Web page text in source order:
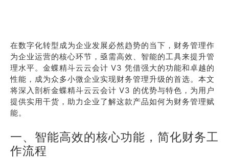
在数字化转型成为企业发展必然趋势的当下，财务管理作
为企业运营的核心环节，亟需高效、智能的工具来提升管
理水平。金蝶精斗云云会计 V3 凭借强大的功能和卓越的
性能，成为众多小微企业实现财务管理升级的首选。本文
将深入剖析金蝶精斗云云会计 V3 的优势与特色，为用户
提供实用干货，助力企业了解这款产品如何为财务管理赋
能。
一、智能高效的核心功能，简化财务工
作流程